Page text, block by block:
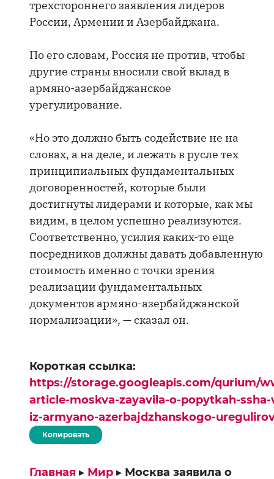
трехстороннего заявления лидеров
России, Армении и Азербайджана.
По его словам, Россия не против, чтобы
другие страны вносили свой вклад в
армяно-азербайджанское
урегулирование.
«Но это должно быть содействие не на
словах, а на деле, и лежать в русле тех
принципиальных фундаментальных
договоренностей, которые были
достигнуты лидерами и которые, как мы
видим, в целом успешно реализуются.
Соответственно, усилия каких-то еще
посредников должны давать добавленную
стоимость именно с точки зрения
реализации фундаментальных
документов армяно-азербайджанской
нормализации», — сказал он.
Короткая ссылка:
https://storage.googleapis.com/qurium/
article-moskva-zayavila-o-popytkah-
iz-armyano-azerbajdzhanskogo-
Копировать
Главная ▸ Мир ▸ Москва заявила о